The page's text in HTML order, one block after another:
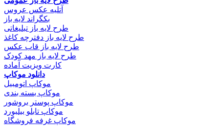
آتلیه عکس عروس
بکگراند لایه باز
طرح لایه باز تبلیغاتی
طرح لایه باز دفترچه کاغذ
طرح لایه باز قاب عکس
طرح لایه باز مهد کودک
کارت ویزیت آماده
دانلود موکاپ
موکاپ اتومبیل
موکاپ بسته بندی
موکاپ پوستر بروشور
موکاپ تابلو بیلبورد
موکاپ غرفه فروشگاه